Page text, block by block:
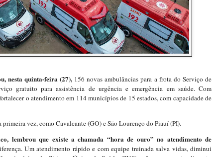
nesta quinta-feira (27), 156 novas ambulâncias para a frota do Serviço de
gratuito para assistência de urgência e emergência em saúde. Com
o atendimento em 114 municípios de 15 estados, com capacidade de
vez, como Cavalcante (GO) e São Lourenço do Piauí (PI).
lembrou que existe a chamada “hora de ouro” no atendimento de
Um atendimento rápido e com equipe treinada salva vidas, diminui